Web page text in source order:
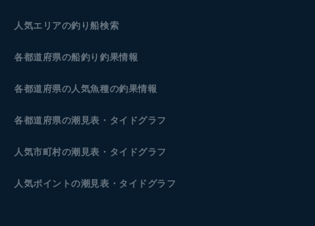
人気エリアの釣り船検索
各都道府県の船釣り釣果情報
各都道府県の人気魚種の釣果情報
各都道府県の潮見表 ・タイドグラフ
人気市町村の潮見表・タイドグラフ
人気ポイントの潮見表・タイドグラフ